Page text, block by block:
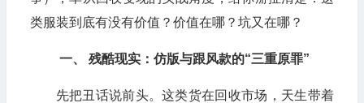
类服装到底有没有价值？价值在哪？坑又在哪？
一、 残酷现实：仿版与跟风款的“三重原罪”
先把丑话说前头。这类货在回收市场，天生带着